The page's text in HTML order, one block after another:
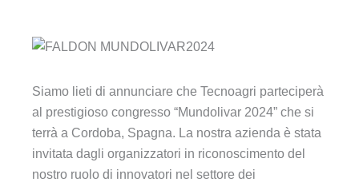
Siamo lieti di annunciare che Tecnoagri parteciperà
al prestigioso congresso “Mundolivar 2024” che si
terrà a Cordoba, Spagna. La nostra azienda è stata
invitata dagli organizzatori in riconoscimento del
nostro ruolo di innovatori nel settore dei